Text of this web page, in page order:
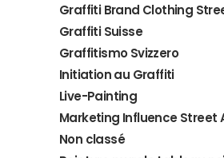
Graffiti Brand Clothing
Graffiti Suisse
Graffitismo Svizzero
Initiation au Graffiti
Live-Painting
Marketing Influence Street
Non classé